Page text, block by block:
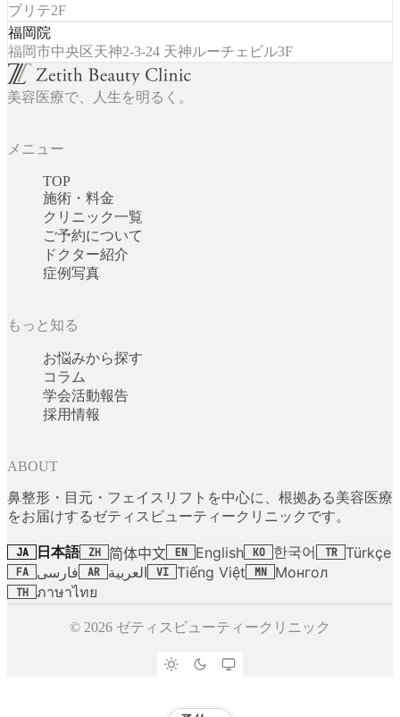
ブリテ2F
福岡院
福岡市中央区天神2-3-24 天神ルーチェビル3F
美容医療で、人生を明るく。
メニュー
TOP
施術・料金
クリニック一覧
ご予約について
ドクター紹介
症例写真
もっと知る
お悩みから探す
コラム
学会活動報告
採用情報
ABOUT
鼻整形・目元・フェイスリフトを中心に、根拠ある美容医療
をお届けするゼティスビューティークリニックです。
JA 日本語 ZH 简体中文 EN English KO 한국어 TR Türkçe
FA فارسی AR العربية VI Tiếng Việt MN Монгол
TH ภาษาไทย
© 2026 ゼティスビューティークリニック